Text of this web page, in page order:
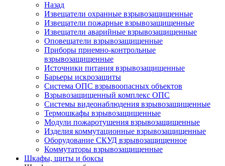
Назад
Извещатели охранные взрывозащищенные
Извещатели пожарные взрывозащищенные
Извещатели аварийные взрывозащищенные
Оповещатели взрывозащищенные
Приборы приемно-контрольные
взрывозащищенные
Источники питания взрывозащищенные
Барьеры искрозащиты
Система ОПС взрывоопасных объектов
Взрывозащищенный комплекс ОПС
Системы видеонаблюдения взрывозащищенные
Термошкафы взрывозащищенные
Модули пожаротушения взрывозащищенные
Изделия коммутационные взрывозащищенные
Оборудование СКУД взрывозащищенное
Коммутаторы взрывозащищенные
Шкафы, щиты и боксы